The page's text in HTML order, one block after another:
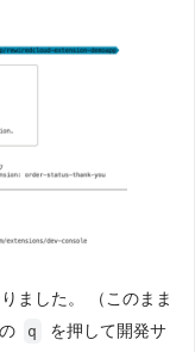
ました。 （このまま
q
を押して開発サ